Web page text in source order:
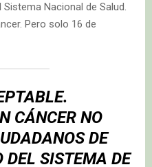
Nacional de Salud.
Pero solo 16 de
CÁNCER NO
DE
DEL SISTEMA DE